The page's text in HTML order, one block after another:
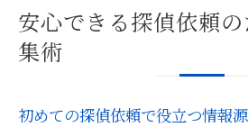
安心できる探偵依頼
集術
初めての探偵依頼で役立つ情報源